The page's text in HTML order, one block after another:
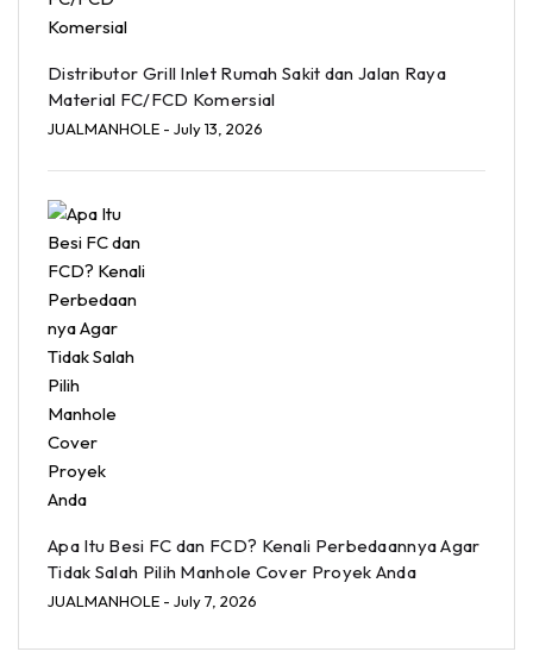
Distributor Grill Inlet Rumah Sakit dan Jalan Raya
Material FC/FCD Komersial
JUALMANHOLE - July 13, 2026
Apa Itu Besi FC dan FCD? Kenali Perbedaannya Agar
Tidak Salah Pilih Manhole Cover Proyek Anda
JUALMANHOLE - July 7, 2026